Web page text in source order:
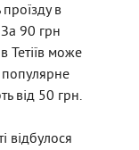
в
90 грн
Тетіїв може
популярне
від 50 грн.
відбулося